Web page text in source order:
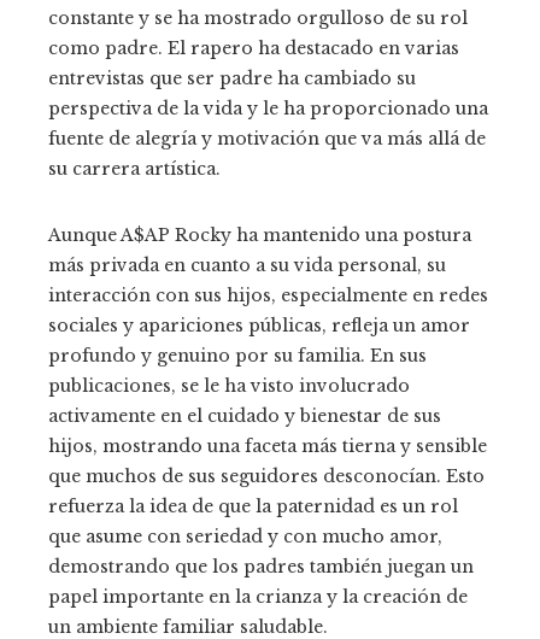
constante y se ha mostrado orgulloso de su rol
como padre. El rapero ha destacado en varias
entrevistas que ser padre ha cambiado su
perspectiva de la vida y le ha proporcionado una
fuente de alegría y motivación que va más allá de
su carrera artística.
Aunque A$AP Rocky ha mantenido una postura
más privada en cuanto a su vida personal, su
interacción con sus hijos, especialmente en redes
sociales y apariciones públicas, refleja un amor
profundo y genuino por su familia. En sus
publicaciones, se le ha visto involucrado
activamente en el cuidado y bienestar de sus
hijos, mostrando una faceta más tierna y sensible
que muchos de sus seguidores desconocían. Esto
refuerza la idea de que la paternidad es un rol
que asume con seriedad y con mucho amor,
demostrando que los padres también juegan un
papel importante en la crianza y la creación de
un ambiente familiar saludable.